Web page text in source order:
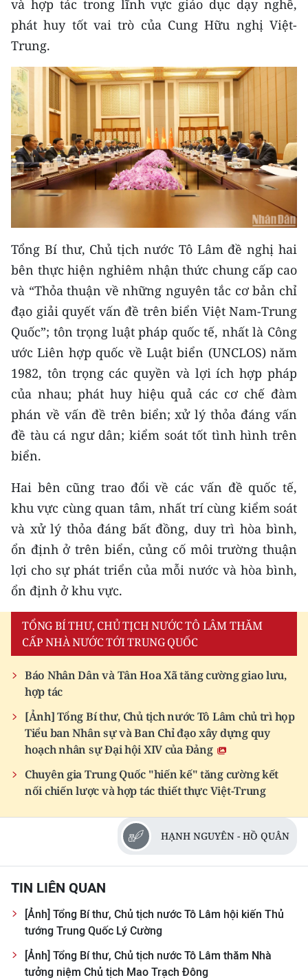
và hợp tác trong lĩnh vực giáo dục dạy nghề,
phát huy tốt vai trò của Cung Hữu nghị Việt-
Trung.
Tổng Bí thư, Chủ tịch nước Tô Lâm đề nghị hai
bên thực hiện nghiêm nhận thức chung cấp cao
và “Thỏa thuận về những nguyên tắc cơ bản chỉ
đạo giải quyết vấn đề trên biển Việt Nam-Trung
Quốc”; tôn trọng luật pháp quốc tế, nhất là Công
ước Liên hợp quốc về Luật biển (UNCLOS) năm
1982, tôn trọng các quyền và lợi ích hợp pháp
của nhau; phát huy hiệu quả các cơ chế đàm
phán về vấn đề trên biển; xử lý thỏa đáng vấn
đề tàu cá ngư dân; kiểm soát tốt tình hình trên
biển.
Hai bên cũng trao đổi về các vấn đề quốc tế,
khu vực cùng quan tâm, nhất trí cùng kiểm soát
và xử lý thỏa đáng bất đồng, duy trì hòa bình,
ổn định ở trên biển, củng cố môi trường thuận
lợi cho sự phát triển của mỗi nước và hòa bình,
ổn định ở khu vực.
TỔNG BÍ THƯ, CHỦ TỊCH NƯỚC TÔ LÂM THĂM
CẤP NHÀ NƯỚC TỚI TRUNG QUỐC
Báo Nhân Dân và Tân Hoa Xã tăng cường giao lưu,
hợp tác
[Ảnh] Tổng Bí thư, Chủ tịch nước Tô Lâm chủ trì họp
Tiểu ban Nhân sự và Ban Chỉ đạo xây dựng quy
hoạch nhân sự Đại hội XIV của Đảng
Chuyên gia Trung Quốc "hiến kế" tăng cường kết
nối chiến lược và hợp tác thiết thực Việt-Trung
HẠNH NGUYÊN - HỒ QUÂN
TIN LIÊN QUAN
[Ảnh] Tổng Bí thư, Chủ tịch nước Tô Lâm hội kiến Thủ
tướng Trung Quốc Lý Cường
[Ảnh] Tổng Bí thư, Chủ tịch nước Tô Lâm thăm Nhà
tưởng niệm Chủ tịch Mao Trạch Đông